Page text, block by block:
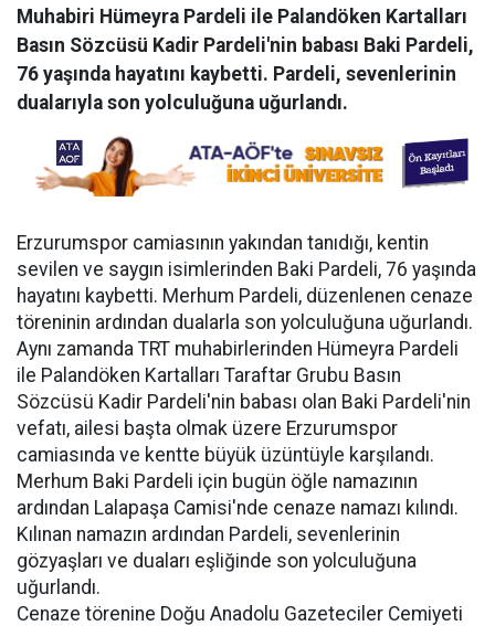
Muhabiri Hümeyra Pardeli ile Palandöken Kartalları
Basın Sözcüsü Kadir Pardeli'nin babası Baki Pardeli,
76 yaşında hayatını kaybetti. Pardeli, sevenlerinin
dualarıyla son yolculuğuna uğurlandı.
Erzurumspor camiasının yakından tanıdığı, kentin
sevilen ve saygın isimlerinden Baki Pardeli, 76 yaşında
hayatını kaybetti. Merhum Pardeli, düzenlenen cenaze
töreninin ardından dualarla son yolculuğuna uğurlandı.
Aynı zamanda TRT muhabirlerinden Hümeyra Pardeli
ile Palandöken Kartalları Taraftar Grubu Basın
Sözcüsü Kadir Pardeli'nin babası olan Baki Pardeli'nin
vefatı, ailesi başta olmak üzere Erzurumspor
camiasında ve kentte büyük üzüntüyle karşılandı.
Merhum Baki Pardeli için bugün öğle namazının
ardından Lalapaşa Camisi'nde cenaze namazı kılındı.
Kılınan namazın ardından Pardeli, sevenlerinin
gözyaşları ve duaları eşliğinde son yolculuğuna
uğurlandı.
Cenaze törenine Doğu Anadolu Gazeteciler Cemiyeti